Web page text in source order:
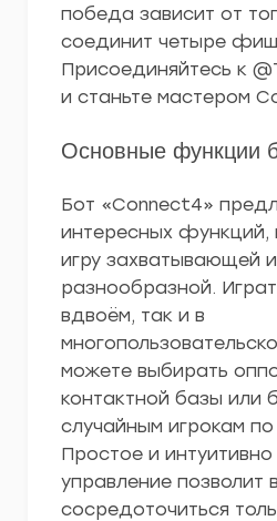
победа зависит от
соединит четыре
Присоединяйтесь к
и станьте мастером
Основные функции
Бот «Connect4»
интересных
игру захватывающей и
разнообразной.
вдвоём, так и в
можете выбирать
контактной базы или
случайным игрокам по
Простое и
управление позволит
сосредоточиться